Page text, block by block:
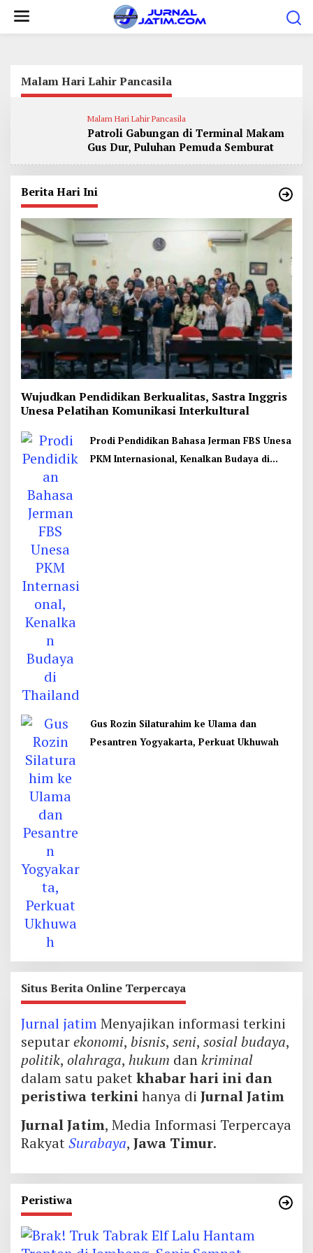
Malam Hari Lahir Pancasila
Malam Hari Lahir Pancasila
Patroli Gabungan di Terminal Makam
Gus Dur, Puluhan Pemuda Semburat
Berita Hari Ini
Wujudkan Pendidikan Berkualitas, Sastra Inggris
Unesa Pelatihan Komunikasi Interkultural
Prodi Pendidikan Bahasa Jerman FBS Unesa
PKM Internasional, Kenalkan Budaya di
Gus Rozin Silaturahim ke Ulama dan
Pesantren Yogyakarta, Perkuat Ukhuwah
Situs Berita Online Terpercaya
Jurnal jatimMenyajikan informasi terkini
seputarekonomi, bisnis, seni, sosial budaya,
politik, olahraga, hukum dankriminal
dalam satu paketkhabar hari ini dan
peristiwa terkinihanya di Jurnal Jatim
Jurnal Jatim, Media Informasi Terpercaya
RakyatSurabaya, Jawa Timur.
Peristiwa